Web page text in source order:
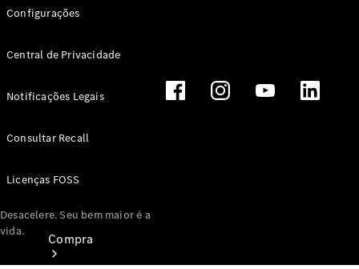
Compra
Configurações
Central de Privacidade
Notificações Legais
Consultar Recall
Licenças FOSS
Desacelere. Seu bem maior é a
vida.